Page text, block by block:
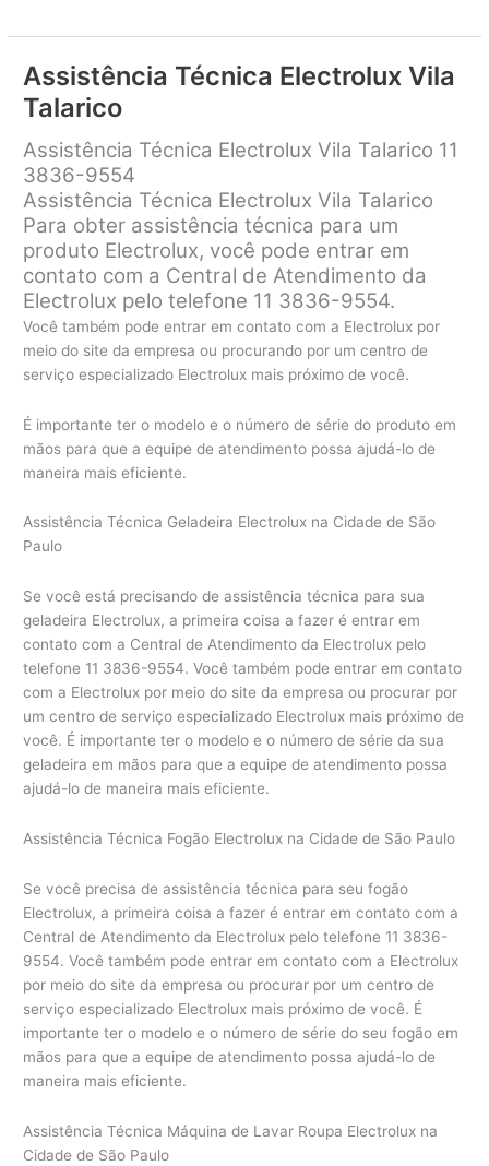
Electrolux
Alpina
Assistência Técnica Electrolux Vila
Talarico
Assistência Técnica Electrolux Vila Talarico 11
3836-9554
Assistência Técnica Electrolux Vila Talarico
Para obter assistência técnica para um
produto Electrolux, você pode entrar em
contato com a Central de Atendimento da
Electrolux pelo telefone 11 3836-9554.
Você também pode entrar em contato com a Electrolux por
meio do site da empresa ou procurando por um centro de
serviço especializado Electrolux mais próximo de você.
É importante ter o modelo e o número de série do produto em
mãos para que a equipe de atendimento possa ajudá-lo de
maneira mais eficiente.
Assistência Técnica Geladeira Electrolux na Cidade de São
Paulo
Se você está precisando de assistência técnica para sua
geladeira Electrolux, a primeira coisa a fazer é entrar em
contato com a Central de Atendimento da Electrolux pelo
telefone 11 3836-9554. Você também pode entrar em contato
com a Electrolux por meio do site da empresa ou procurar por
um centro de serviço especializado Electrolux mais próximo de
você. É importante ter o modelo e o número de série da sua
geladeira em mãos para que a equipe de atendimento possa
ajudá-lo de maneira mais eficiente.
Assistência Técnica Fogão Electrolux na Cidade de São Paulo
Se você precisa de assistência técnica para seu fogão
Electrolux, a primeira coisa a fazer é entrar em contato com a
Central de Atendimento da Electrolux pelo telefone 11 3836-
9554. Você também pode entrar em contato com a Electrolux
por meio do site da empresa ou procurar por um centro de
serviço especializado Electrolux mais próximo de você. É
importante ter o modelo e o número de série do seu fogão em
mãos para que a equipe de atendimento possa ajudá-lo de
maneira mais eficiente.
Assistência Técnica Máquina de Lavar Roupa Electrolux na
Cidade de São Paulo